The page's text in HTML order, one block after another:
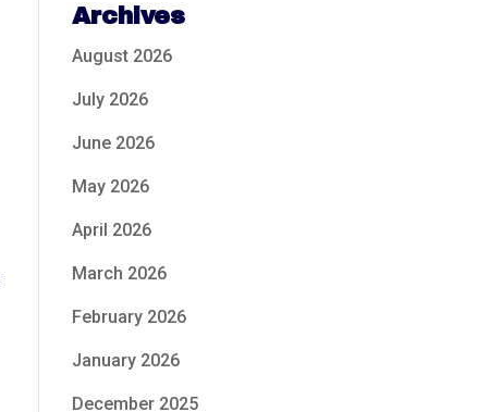
Archives
August 2026
July 2026
June 2026
May 2026
April 2026
March 2026
February 2026
January 2026
December 2025